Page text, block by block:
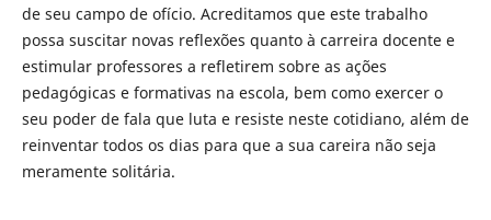
de seu campo de ofício. Acreditamos que este trabalho
possa suscitar novas reflexões quanto à carreira docente e
estimular professores a refletirem sobre as ações
pedagógicas e formativas na escola, bem como exercer o
seu poder de fala que luta e resiste neste cotidiano, além de
reinventar todos os dias para que a sua careira não seja
meramente solitária.